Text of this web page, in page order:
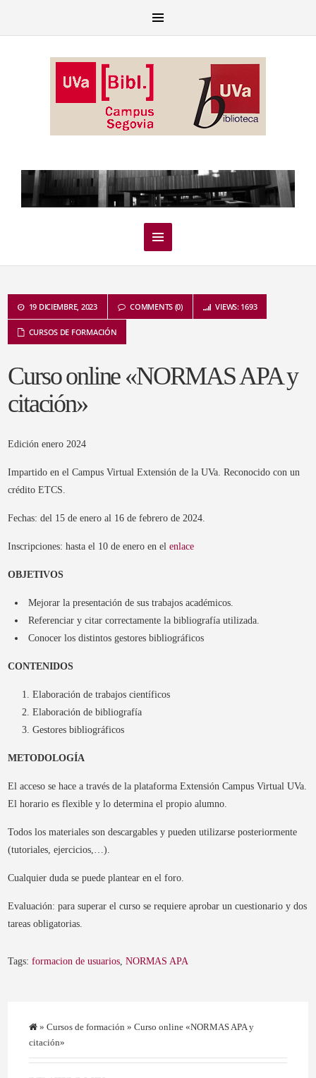
19 DICIEMBRE, 2023 COMMENTS (0) VIEWS: 1693
CURSOS DE FORMACIÓN
Curso online «NORMAS APA y
citación»
Edición enero 2024
Impartido en el Campus Virtual Extensión de la UVa. Reconocido con un
crédito ETCS.
Fechas: del 15 de enero al 16 de febrero de 2024.
Inscripciones: hasta el 10 de enero en elenlace
OBJETIVOS
Mejorar la presentación de sus trabajos académicos.
Referenciar y citar correctamente la bibliografía utilizada.
Conocer los distintos gestores bibliográficos
CONTENIDOS
Elaboración de trabajos científicos
Elaboración de bibliografía
Gestores bibliográficos
METODOLOGÍA
El acceso se hace a través de la plataforma Extensión Campus Virtual UVa.
El horario es flexible y lo determina el propio alumno.
Todos los materiales son descargables y pueden utilizarse posteriormente
(tutoriales, ejercicios,…).
Cualquier duda se puede plantear en el foro.
Evaluación: para superar el curso se requiere aprobar un cuestionario y dos
tareas obligatorias.
Tags:formacion de usuarios ,NORMAS APA
»Cursos de formación » Curso online «NORMAS APA y
citación»